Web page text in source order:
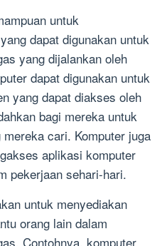
untuk
dapat digunakan untuk
yang dijalankan oleh
dapat digunakan untuk
yang dapat diakses oleh
bagi mereka untuk
cari. Komputer juga
aplikasi komputer
pekerjaan sehari-hari.
untuk menyediakan
orang lain dalam
Contohnya, komputer